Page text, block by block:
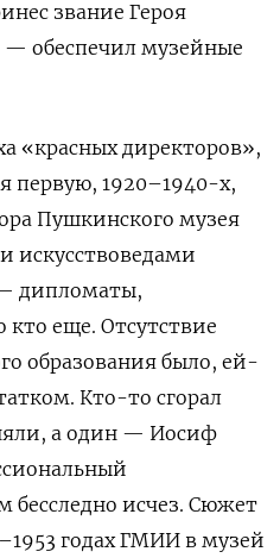
звание Героя
— обеспечил музейные
«красных директоров»,
первую, 1920–1940-х,
Пушкинского музея
искусствоведами
дипломаты,
еще. Отсутствие
образования было, ей-
Кто-то сгорал
а один — Иосиф
бесследно исчез. Сюжет
годах ГМИИ в музей